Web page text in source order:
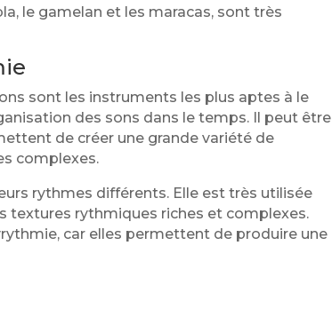
le gamelan et les maracas, sont très
sont les instruments les plus aptes à le
des sons dans le temps. Il peut être
de créer une grande variété de
complexes.
rythmes différents. Elle est très utilisée
textures rythmiques riches et complexes.
car elles permettent de produire une